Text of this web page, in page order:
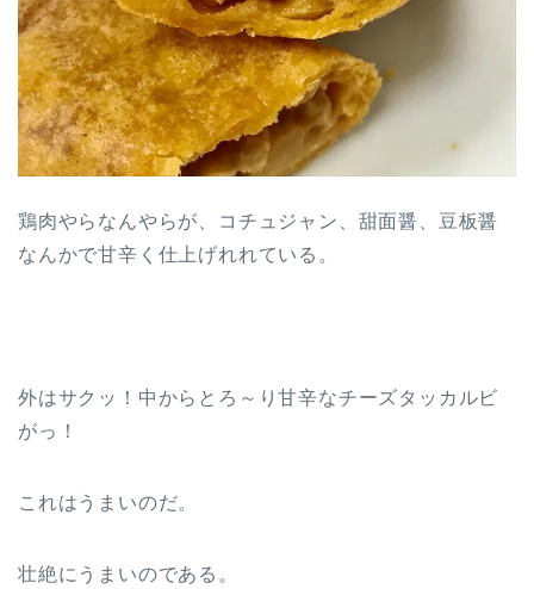
鶏肉やらなんやらが、コチュジャン、甜面醤、豆板醤
なんかで甘辛く仕上げれれている。
外はサクッ！中からとろ～り甘辛なチーズタッカルビ
がっ！
これはうまいのだ。
壮絶にうまいのである。